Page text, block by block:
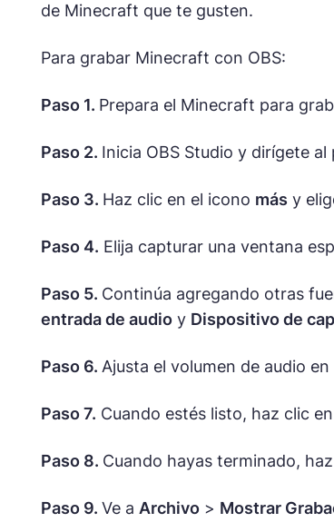
de Minecraft que te gusten.
Para grabar Minecraft con OBS:
Paso 1. Prepara el Minecraft para
Paso 2. Inicia OBS Studio y dirígete al
Paso 3. Haz clic en el icono más y
Paso 4. Elija capturar una ventana
Paso 5. Continúa agregando otras
entrada de audioy Dispositivo de
Paso 6. Ajusta el volumen de audio en
Paso 7. Cuando estés listo, haz clic en
Paso 8. Cuando hayas terminado,
Paso 9. Ve a Archivo> Mostrar